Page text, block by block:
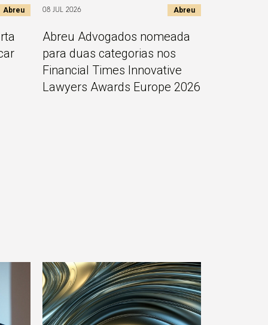
Abreu 08 JUL 2026 Abreu
Abreu Advogados nomeada
para duas categorias nos
Financial Times Innovative
Lawyers Awards Europe 2026